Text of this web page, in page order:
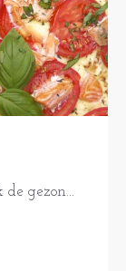
gezon...